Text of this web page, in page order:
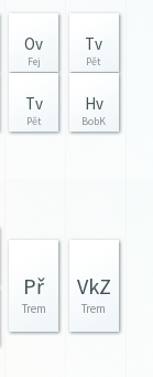
Ov
Fej
Tv
Pět
Tv
Pět
Hv
BobK
Př
Trem
VkZ
Trem